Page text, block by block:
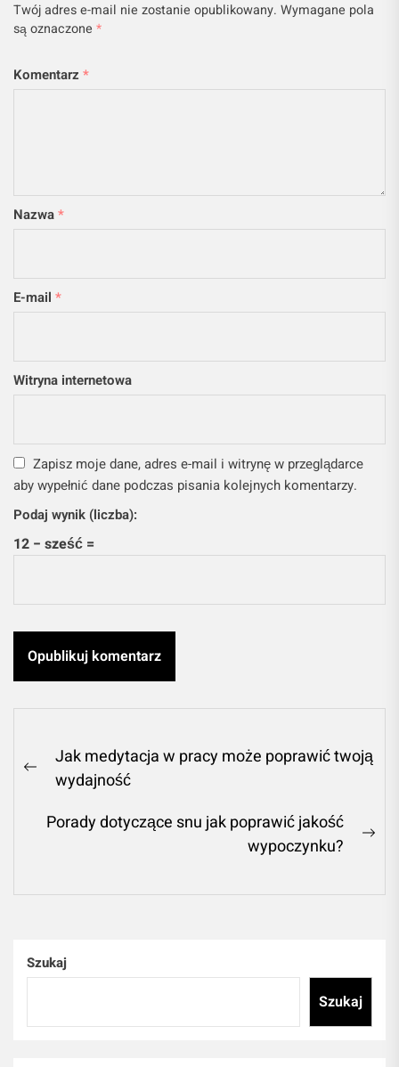
Twój adres e-mail nie zostanie opublikowany. Wymagane pola
są oznaczone *
Komentarz *
Nazwa*
E-mail *
Witryna internetowa
Zapisz moje dane, adres e-mail i witrynę w przeglądarce
aby wypełnić dane podczas pisania kolejnych komentarzy.
Podaj wynik (liczba):
12 − sześć =
Nawigacja
wpisu
Previous
Jak medytacja w pracy może poprawić twoją
wydajność
Porady dotyczące snu jak poprawić jakość
wypoczynku?
Szukaj
Szukaj